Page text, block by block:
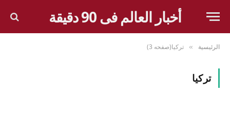
أخبار العالم فى 90 دقيقة
الرئيسية » تركيا(صفحه 3)
تركيا